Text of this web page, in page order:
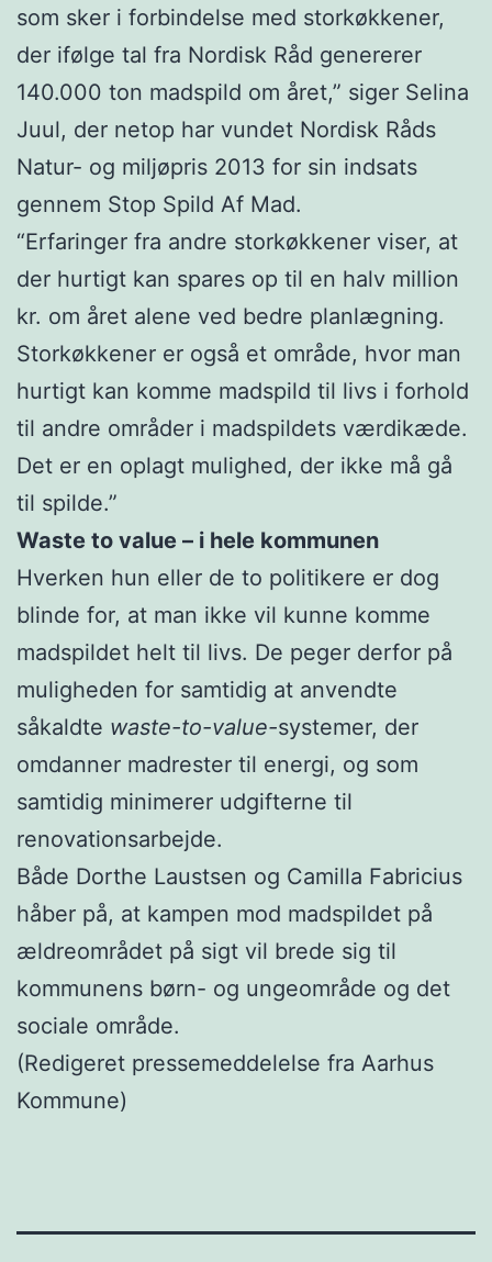
som sker i forbindelse med storkøkkener,
der ifølge tal fra Nordisk Råd genererer
140.000 ton madspild om året,” siger Selina
Juul, der netop har vundet Nordisk Råds
Natur- og miljøpris 2013 for sin indsats
gennem Stop Spild Af Mad.
“Erfaringer fra andre storkøkkener viser, at
der hurtigt kan spares op til en halv million
kr. om året alene ved bedre planlægning.
Storkøkkener er også et område, hvor man
hurtigt kan komme madspild til livs i forhold
til andre områder i madspildets værdikæde.
Det er en oplagt mulighed, der ikke må gå
til spilde.”
Waste to value – i hele kommunen
Hverken hun eller de to politikere er dog
blinde for, at man ikke vil kunne komme
madspildet helt til livs. De peger derfor på
muligheden for samtidig at anvendte
såkaldte waste-to-value-systemer, der
omdanner madrester til energi, og som
samtidig minimerer udgifterne til
renovationsarbejde.
Både Dorthe Laustsen og Camilla Fabricius
håber på, at kampen mod madspildet på
ældreområdet på sigt vil brede sig til
kommunens børn- og ungeområde og det
sociale område.
(Redigeret pressemeddelelse fra Aarhus
Kommune)